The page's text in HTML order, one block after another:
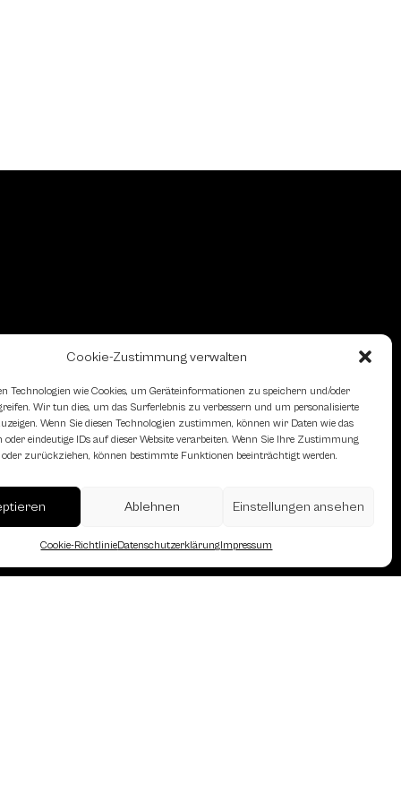
Cookie-Zustimmung verwalten
Technologien wie Cookies, um Geräteinformationen zu speichern und/oder
Wir tun dies, um das Surferlebnis zu verbessern und um personalisierte
Wenn Sie diesen Technologien zustimmen, können wir Daten wie das
oder eindeutige IDs auf dieser Website verarbeiten. Wenn Sie Ihre Zustimmung
zurückziehen, können bestimmte Funktionen beeinträchtigt werden.
Ablehnen Einstellungen ansehen
Cookie-RichtlinieDatenschutzerklärungImpressum
des Österreichischen